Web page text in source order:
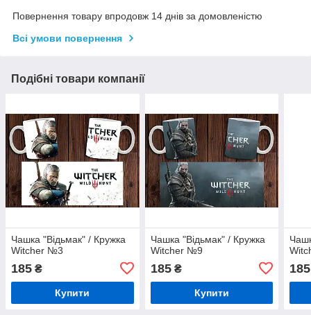
Повернення товару впродовж 14 днів за домовленістю
Всі умови повернення
Подібні товари компанії
Чашка "Відьмак" / Кружка
Witcher №3
185 ₴
Купити
Чашка "Відьмак" / Кружка
Witcher №9
185₴
Купити
185